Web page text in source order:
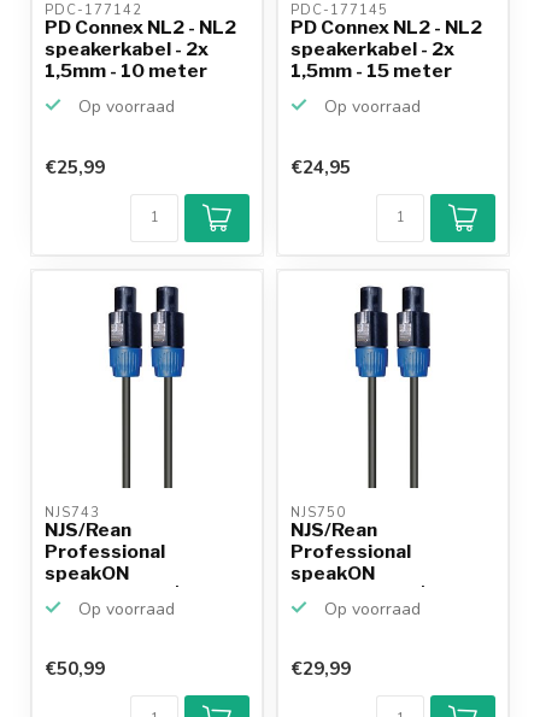
PDC-177142
PD Connex NL2 - NL2
speakerkabel - 2x
1,5mm - 10 meter
Op voorraad
€25,99
PDC-177145
PD Connex NL2 - NL2
speakerkabel - 2x
1,5mm - 15 meter
Op voorraad
€24,95
NJS743
NJS/Rean
Professional
speakON
speakerkabel | 2x
1,5mm | 1...
Op voorraad
€50,99
NJS750
NJS/Rean
Professional
speakON
speakerkabel | 2x
2,5mm | 1...
Op voorraad
€29,99